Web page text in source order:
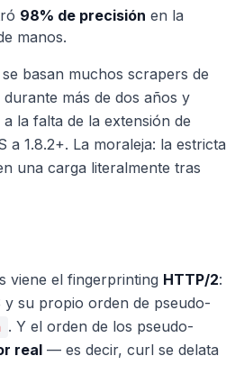
98% de precisión en la
manos.
basan muchos scrapers de
más de dos años y
la falta de la extensión de
a 1.8.2+. La moraleja: la estricta
una carga literalmente tras
viene el fingerprinting HTTP/2:
su propio orden de pseudo-
. Y el orden de los pseudo-
real — es decir, curl se delata